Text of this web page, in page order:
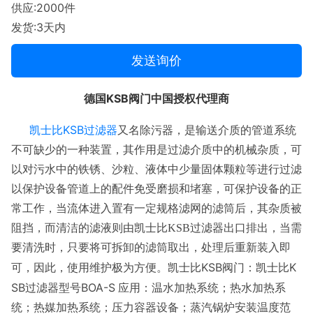
供应:2000件
发货:3天内
发送询价
德国KSB阀门中国授权代理商
凯士比KSB过滤器又名除污器，是输送介质的管道系统
不可缺少的一种装置，其作用是过滤介质中的机械杂质，可
以对污水中的铁锈、沙粒、液体中少量固体颗粒等进行过滤
以保护设备管道上的配件免受磨损和堵塞，可保护设备的正
常工作，当流体进入置有一定规格滤网的滤筒后，其杂质被
阻挡，而清洁的滤液则由凯士比KSB过滤器出口排出，当需
要清洗时，只要将可拆卸的滤筒取出，处理后重新装入即
可，因此，使用维护极为方便。 凯士比KSB阀门： 凯士比K
SB过滤器型号BOA-S 应用：温水加热系统；热水加热系
统；热媒加热系统；压力容器设备；蒸汽锅炉安装温度范